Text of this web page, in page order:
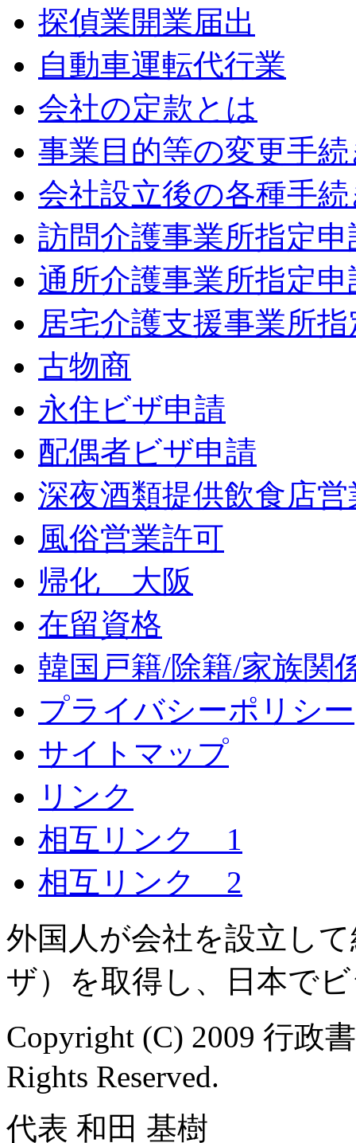
探偵業開業届出
自動車運転代行業
会社の定款とは
事業目的等の変更手
会社設立後の各種手
訪問介護事業所指定申
通所介護事業所指定申
居宅介護支援事業所
古物商
永住ビザ申請
配偶者ビザ申請
深夜酒類提供飲食店
風俗営業許可
帰化 大阪
在留資格
韓国戸籍/除籍/家族関
プライバシーポリシー
サイトマップ
リンク
相互リンク 1
相互リンク 2
外国人が会社を設立し
ザ）を取得し、日本で
Copyright (C) 2009 行政
Rights Reserved.
代表 和田 基樹